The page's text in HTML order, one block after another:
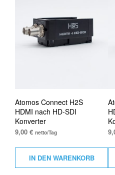
Atomos Connect H2S
HDMI nach HD-SDI
Konverter
9,00 € netto/Tag
IN DEN WARENKORB